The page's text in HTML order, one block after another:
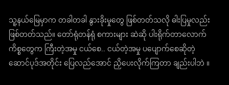
သူ့နယ်မြေမှာက တခါတခါ နွားခိုးမှုတွေ ဖြစ်တတ်သလို ဓါးပြမှုလည်း
ဖြစ်တတ်သည်။ တော်ရုံတန်ရုံ စကားများ ဆဲဆို ပါးရိုက်တာလောက်
ကိစ္စတွေက ကြီးတဲ့အမှု ငယ်စေ.. ငယ်တဲ့အမှု ပပျောက်စေဆိုတဲ့
ဆောင်ပုဒ်အတိုင်း ပြေလည်အောင် ညှိပေးလိုက်ကြတာ ချည်းပါဘဲ ။